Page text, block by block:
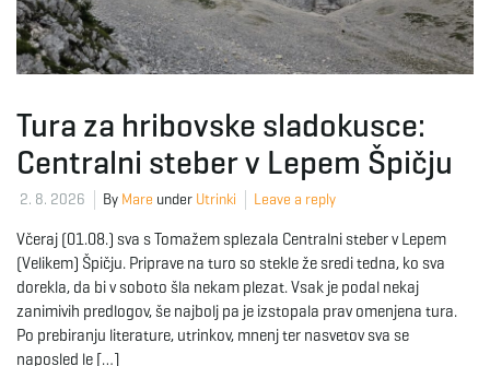
Tura za hribovske sladokusce:
Centralni steber v Lepem Špičju
2. 8. 2026 By Mare under Utrinki Leave a reply
Včeraj (01.08.) sva s Tomažem splezala Centralni steber v Lepem
(Velikem) Špičju. Priprave na turo so stekle že sredi tedna, ko sva
dorekla, da bi v soboto šla nekam plezat. Vsak je podal nekaj
zanimivih predlogov, še najbolj pa je izstopala prav omenjena tura.
Po prebiranju literature, utrinkov, mnenj ter nasvetov sva se
naposled le […]